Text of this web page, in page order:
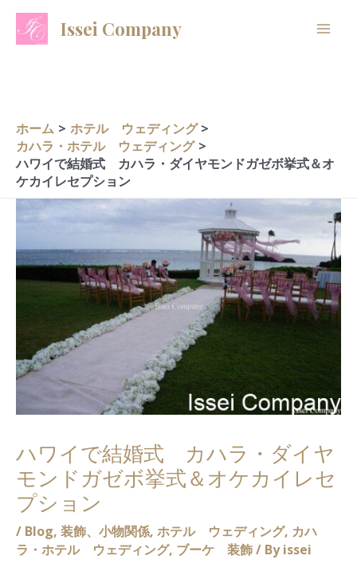
Issei Company
ホーム
ホテル ウェディング
カハラ・ホテル ウェディング
ハワイで結婚式 カハラ・ダイヤモンドガゼボ挙式＆オ
ケカイレセプション
ハワイで結婚式 カハラ・ダイヤ
モンドガゼボ挙式＆オケカイレセ
プション
/ Blog, 装飾、小物関係, ホテル ウェディング, カハ
ラ・ホテル ウェディング, ブーケ 装飾/ Byissei
A
r
v
e
s
C
a
o
r